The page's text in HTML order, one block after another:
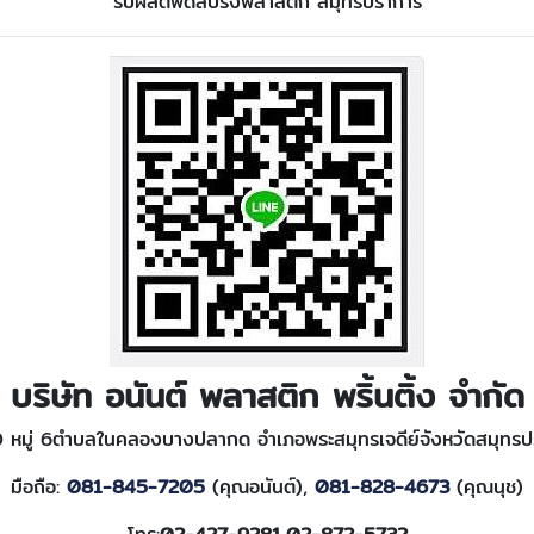
บริษัท อนันต์ พลาสติก พริ้นติ้ง จำกัด
มู่ 6ตำบลในคลองบางปลากด อำเภอพระสมุทรเจดีย์จังหวัดสมุทร
มือถือ: 081-845-7205 (คุณอนันต์), 081-828-4673 (คุณนุช)